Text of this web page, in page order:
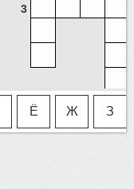
Ё Ж З
3